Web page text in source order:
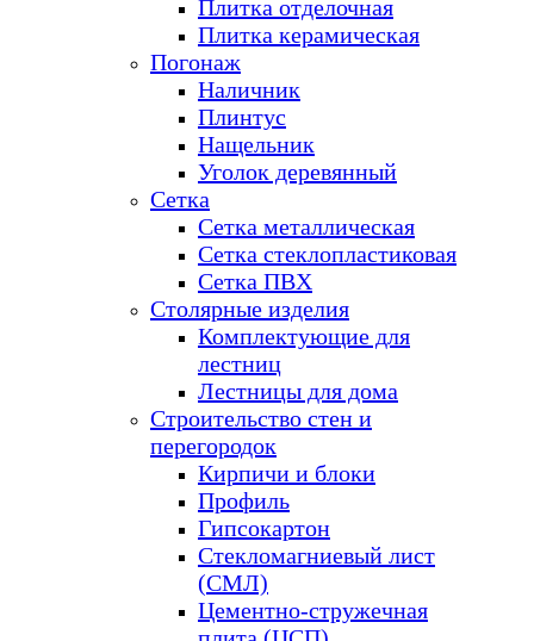
Плитка отделочная
Плитка керамическая
Погонаж
Наличник
Плинтус
Нащельник
Уголок деревянный
Сетка
Сетка металлическая
Сетка стеклопластиковая
Сетка ПВХ
Столярные изделия
Комплектующие для
лестниц
Лестницы для дома
Строительство стен и
перегородок
Кирпичи и блоки
Профиль
Гипсокартон
Стекломагниевый лист
(СМЛ)
Цементно-стружечная